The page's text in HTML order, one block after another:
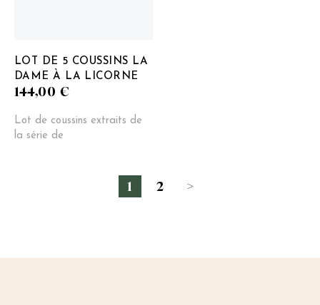
LOT DE 5 COUSSINS LA
DAME À LA LICORNE
144,00 €
Lot de coussins extraits de
la série de
1 2 >